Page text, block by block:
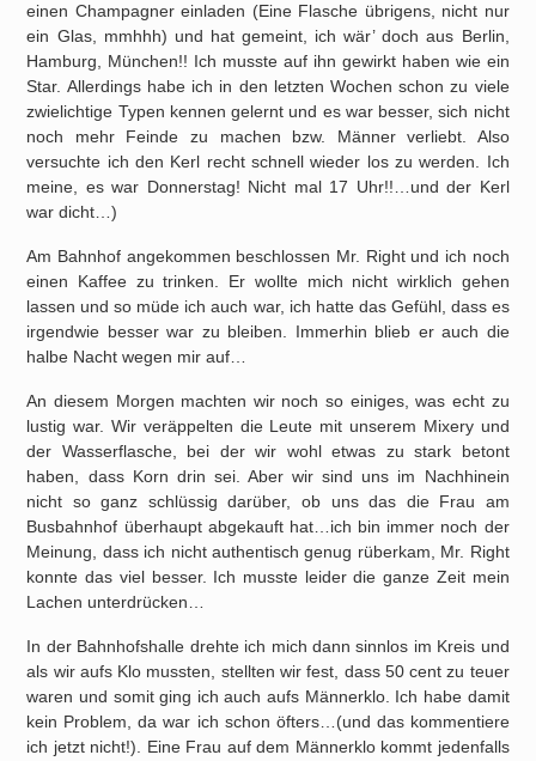
einen Champagner einladen (Eine Flasche übrigens, nicht nur
ein Glas, mmhhh) und hat gemeint, ich wär’ doch aus Berlin,
Hamburg, München!! Ich musste auf ihn gewirkt haben wie ein
Star. Allerdings habe ich in den letzten Wochen schon zu viele
zwielichtige Typen kennen gelernt und es war besser, sich nicht
noch mehr Feinde zu machen bzw. Männer verliebt. Also
versuchte ich den Kerl recht schnell wieder los zu werden. Ich
meine, es war Donnerstag! Nicht mal 17 Uhr!!…und der Kerl
war dicht…)
Am Bahnhof angekommen beschlossen Mr. Right und ich noch
einen Kaffee zu trinken. Er wollte mich nicht wirklich gehen
lassen und so müde ich auch war, ich hatte das Gefühl, dass es
irgendwie besser war zu bleiben. Immerhin blieb er auch die
halbe Nacht wegen mir auf…
An diesem Morgen machten wir noch so einiges, was echt zu
lustig war. Wir veräppelten die Leute mit unserem Mixery und
der Wasserflasche, bei der wir wohl etwas zu stark betont
haben, dass Korn drin sei. Aber wir sind uns im Nachhinein
nicht so ganz schlüssig darüber, ob uns das die Frau am
Busbahnhof überhaupt abgekauft hat…ich bin immer noch der
Meinung, dass ich nicht authentisch genug rüberkam, Mr. Right
konnte das viel besser. Ich musste leider die ganze Zeit mein
Lachen unterdrücken…
In der Bahnhofshalle drehte ich mich dann sinnlos im Kreis und
als wir aufs Klo mussten, stellten wir fest, dass 50 cent zu teuer
waren und somit ging ich auch aufs Männerklo. Ich habe damit
kein Problem, da war ich schon öfters…(und das kommentiere
ich jetzt nicht!). Eine Frau auf dem Männerklo kommt jedenfalls